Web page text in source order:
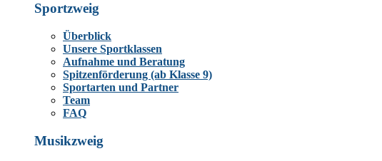
Sportzweig
Überblick
Unsere Sportklassen
Aufnahme und Beratung
Spitzenförderung (ab Klasse 9)
Sportarten und Partner
Team
FAQ
Musikzweig